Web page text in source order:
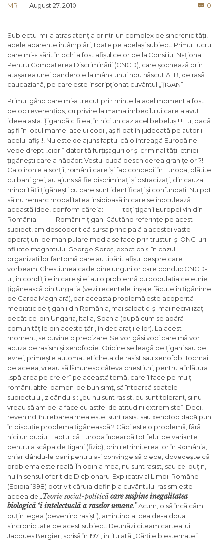
MR August 27, 2010  0
Subiectul mi-a atras atenția printr-un complex de sincronicitãți,
acele aparente întâmplãri, toate pe același subiect. Primul lucru
care mi-a sãrit în ochi a fost afișul celor de la Consiliul Național
Pentru Combaterea Discriminãrii (CNCD), care șocheazã prin
atașarea unei banderole la mâna unui nou nãscut ALB, de rasã
caucazianã, pe care este inscripționat cuvântul „ȚIGAN”.
Primul gând care mi-a trecut prin minte la acel moment a fost
deloc reverențios, cu privire la mama imbecilului care a avut
ideea asta. Țigancã o fi ea, în nici un caz acel bebeluș !!! Eu, dacã
aș fi în locul mamei acelui copil, aș fi dat în judecatã pe autorii
acelui afiș !!! Nu este de ajuns faptul cã o întreagã Europã ne
vede drept „ciori” datoritã furțișagurilor și criminalitãții etniei
țigãnești care a nãpãdit Vestul dupã deschiderea granițelor ?!
Ca o ironie a sorții, românii care își fac concedii în Europa, plãtite
cu bani grei, au ajuns sã fie discriminați și ostracizați, din cauza
minoritãții țigãnești cu care sunt identificați și confundați. Nu pot
sã nu remarc modalitatea insidioasã în care se inoculeazã
aceastã idee, conform cãreia: – toți țiganii Europei vin din
România – Români = țigani Cãutând referințe pe acest
subiect, am descoperit cã sursa principalã a acestei vaste
operațiuni de manipulare media se face prin trusturi și ONG-uri
afiliate magnatului George Soroș, exact ca și în cazul
organizațiilor fantomã care au tipãrit afișul despre care
vorbeam. Chestiunea cade bine ungurilor care conduc CNCD-
ul, în condițiile în care și ei au o problemã cu populația de etnie
țigãneascã din Ungaria (vezi recentele linșaje fãcute în țigãnime
de Garda Maghiarã), dar aceastã problemã este acoperitã
mediatic de țiganii din România, mai salbatici și mai necivilizați
decât cei din Ungaria, Italia, Spania (dupã cum se apãrã
comunitãțile din aceste țãri, în declarațiile lor). La acest
moment, se cuvine o precizare. Se vor gãsi voci care mã vor
acuza de rasism și xenofobie. Oricine se leagã de țigani sau de
evrei, primește automat eticheta de rasist sau xenofob. Tocmai
de aceea, vreau sã lãmuresc câteva chestiuni, pentru a înlãtura
„spãlarea pe creier” pe aceastã temã, care îî face pe mulți
români, altfel oameni de bun simț, sã întoarcã spatele
subiectului, zicându-și: „eu nu sunt rasist, eu sunt tolerant, si nu
vreau sã am de-a face cu astfel de atitudini extremiste”. Deci,
revenind, întrebarea mea este: sunt rasist sau xenofob dacã pun
în discuție problema țigãneascã ? Cãci este o problemã, fãrã
nici un dubiu. Faptul cã Europa încearcã tot felul de variante
pentru a scãpa de țigani (fizic), prin retrimiterea lor în România,
chiar dându-le bani pentru a-i convinge sã plece, dovedește cã
problema este realã. În opinia mea, nu sunt rasist, sau cel puțin,
nu în sensul oferit de Dicþionarul Explicativ al Limbii Române
(Ediþia 1998) potrivit cãruia definiþia cuvântului rasism este
aceea de „Teorie social-politicã care susþine inegalitatea
biologicã ºi intelectualã a raselor umane.”Acum, o sã încãlcãm
puțin legea (devenind rasiști), amintind al cea de-a doua
sincronicitate pe acest subiect. Deunãzi citeam cartea lui
Jacques Bergier, scrisã în 1971, intitulatã „Cãrțile blestemate”